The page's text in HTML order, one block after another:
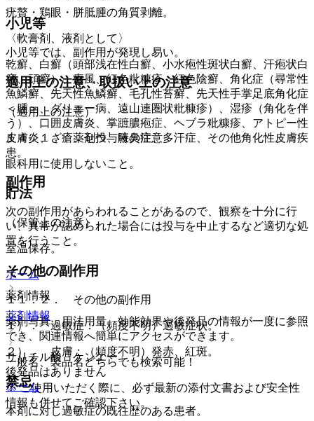
小児等
小児等では、副作用が発現し易い。
適用上の注意、取扱い上の注意
（適用上の注意）
１４．１． 薬剤投与時の注意
眼科用に使用しないこと。
貯法
（保管上の注意）
室温保存。
ホーム
薬剤情報
サリチル酸「ケンエー」
後発品はありません
ホーム
疣贅・鶏眼・胼胝腫の角質剥離。
〈軟膏剤、液剤として〉
乾癬、白癬（頭部浅在性白癬、小水疱性斑状白癬、汗疱状白
癬、頑癬）、癜風、紅色粃糠疹、紅色陰癬、角化症（尋常性
魚鱗癬、先天性魚鱗癬、毛孔性苔癬、先天性手掌足底角化症
＜腫＞、ダリエー病、遠山連圏状粃糠疹）、湿疹（角化を伴
う）、口囲皮膚炎、掌蹠膿疱症、ヘブラ粃糠疹、アトピー性
皮膚炎、ざ瘡、せつ、腋臭症、多汗症、その他角化性皮膚疾
患。
副作用
次の副作用があらわれることがあるので、観察を十分に行
い、異常が認められた場合には投与を中止するなど適切な処
置を行うこと。
その他の副作用
１１．２． その他の副作用
１）． 過敏症：（頻度不明）過敏症状。
２）． 皮膚：（頻度不明）発赤、紅斑。
禁忌
本剤に対し過敏症の既往歴のある患者。
薬剤情報
薬剤写真、用法用量、効能効果や後発品の情報が一度に参照
でき、関連情報へ簡単にアクセスができます。
一般名、製品名どちらでも検索可能！
※ ご使用いただく際に、必ず最新の添付文書および安全性
情報も併せてご確認下さい。